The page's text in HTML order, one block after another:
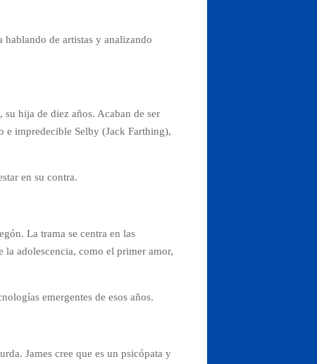
de artistas y analizando
hija de diez años. Acaban de ser
e impredecible Selby (Jack Farthing),
en su contra.
La trama se centra en las
la adolescencia, como el primer amor,
emergentes de esos años.
James cree que es un psicópata y